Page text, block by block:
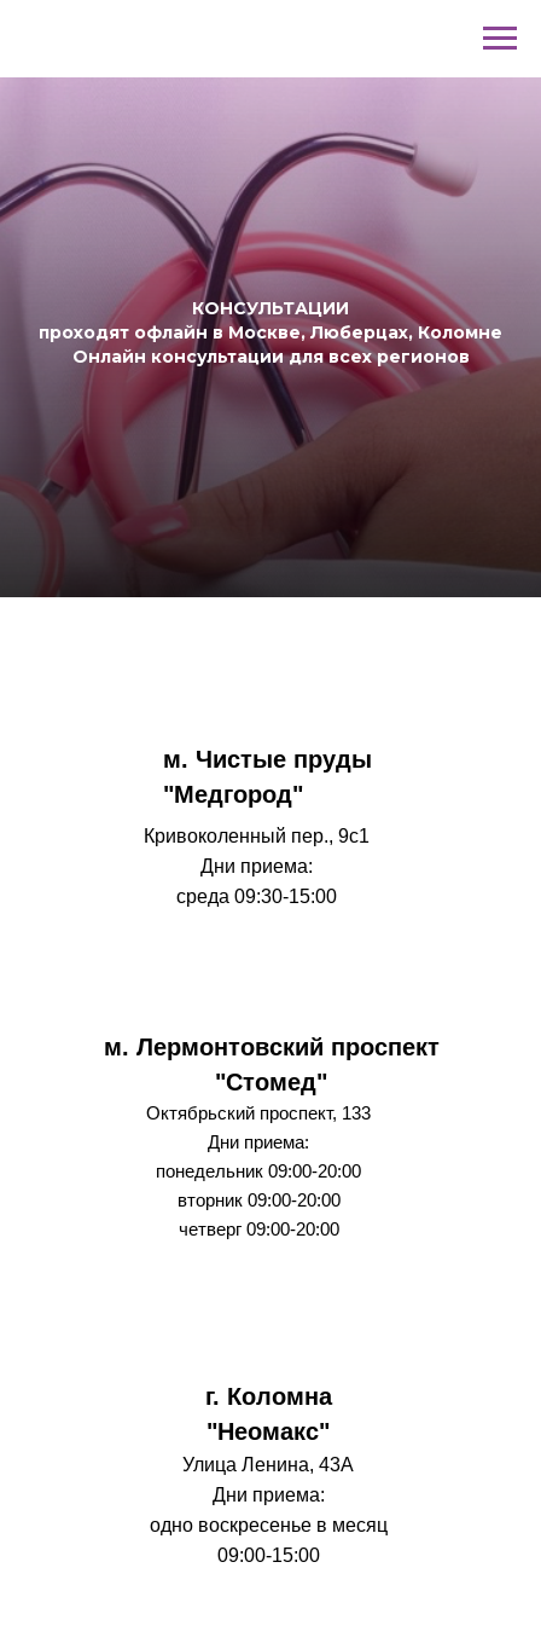
КОНСУЛЬТАЦИИ
проходят офлайн в Москве, Люберцах, Коломне
Онлайн консультации для всех регионов
Кривоколенный пер., 9с1
Дни приема:
среда 09:30-15:00
Октябрьский проспект, 133
Дни приема:
понедельник 09:00-20:00
вторник 09:00-20:00
четверг 09:00-20:00
Улица Ленина, 43А
Дни приема:
одно воскресенье в месяц
09:00-15:00
м. Чистые пруды
"Медгород"
м. Лермонтовский проспект
"Стомед"
г. Коломна
"Неомакс"